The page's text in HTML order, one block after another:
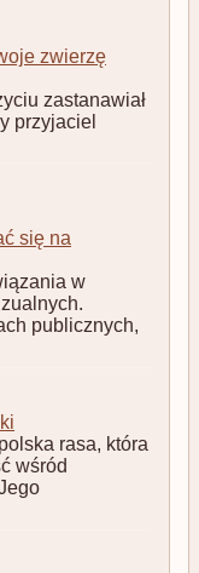
zwierzę
zastanawiał
przyjaciel
się na
w
publicznych,
rasa, która
wśród